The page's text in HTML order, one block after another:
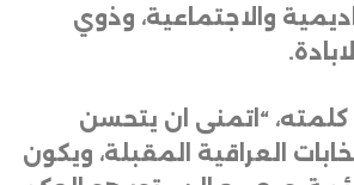
والاجتماعية، وذوي
.
كلمته، “اتمنى ان يتحسن
العراقية المقبلة، ويكون